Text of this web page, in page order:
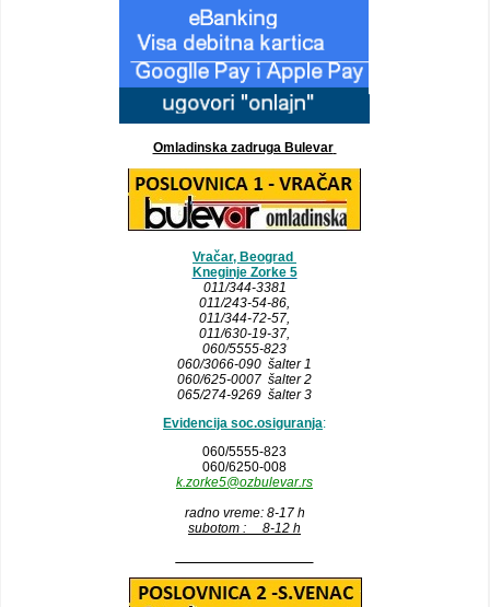
Omladinska zadruga Bulevar
Vračar, Beograd
Kneginje Zorke 5
011/344-3381
011/243-54-86,
011/344-72-57,
011/630-19-37,
060/5555-823
060/3066-090 šalter 1
060/625-0007 šalter 2
065/274-9269 šalter 3
Evidencija soc.osiguranja:
060/5555-823
060/6250-008
k.zorke5@ozbulevar.rs
radno vreme: 8-17 h
subotom : 8-12 h